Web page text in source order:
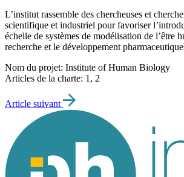
L’institut rassemble des chercheuses et
scientifique et industriel pour favoriser
échelle de systèmes de modélisation de l’être
recherche et le développement
Nom du projet: Institute of Human Biology
Articles de la charte: 1, 2
Article suivant